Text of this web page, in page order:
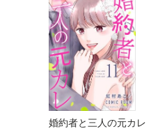
婚約者と三人の元カレ